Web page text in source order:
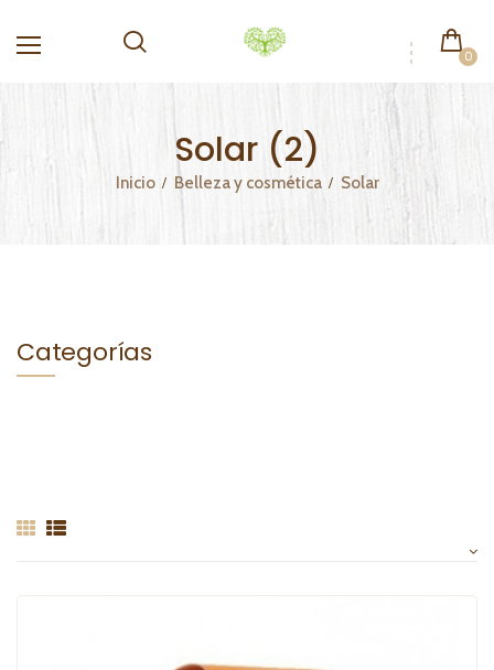
0
Solar (2)
Inicio Belleza y cosmética Solar
Categorías